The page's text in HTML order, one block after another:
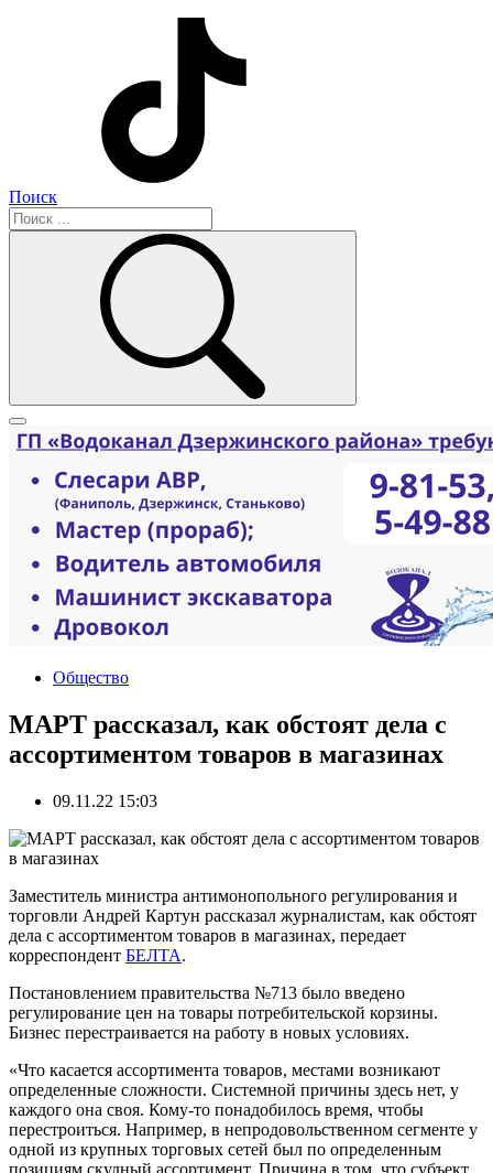
Поиск
Общество
МАРТ рассказал, как обстоят дела с
ассортиментом товаров в магазинах
09.11.22 15:03
Заместитель министра антимонопольного регулирования и
торговли Андрей Картун рассказал журналистам, как обстоят
дела с ассортиментом товаров в магазинах, передает
корреспондент БЕЛТА.
Постановлением правительства №713 было введено
регулирование цен на товары потребительской корзины.
Бизнес перестраивается на работу в новых условиях.
«Что касается ассортимента товаров, местами возникают
определенные сложности. Системной причины здесь нет, у
каждого она своя. Кому-то понадобилось время, чтобы
перестроиться. Например, в непродовольственном сегменте у
одной из крупных торговых сетей был по определенным
позициям скудный ассортимент. Причина в том, что субъект